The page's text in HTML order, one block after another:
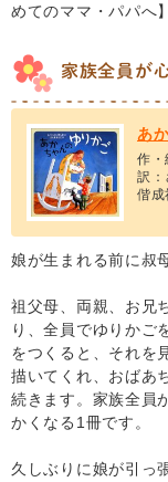
めてのママ・パパへ
家族全員が
あ
作・
訳：
偕成
娘が生まれる前に叔
祖父母、両親、お兄
り、全員でゆりかご
をつくると、それを
描いてくれ、おばあ
続きます。家族全員
かくなる1冊です。
久しぶりに娘が引っ